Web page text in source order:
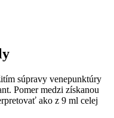
súpravy venepunktúry
Pomer medzi získanou
ako z 9 ml celej